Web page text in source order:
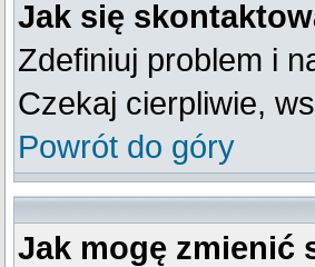
Jak się
Zdefiniuj problem i
Czekaj cierpliwie,
Powrót do góry
Jak mogę zmienić